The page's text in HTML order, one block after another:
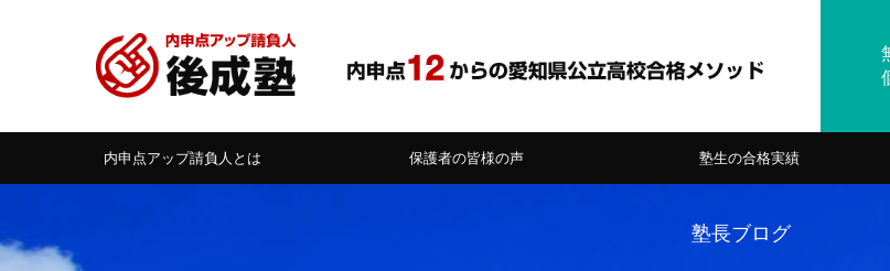
内申点アップ請負人とは 保護者の皆様の声 塾生の合格実績
塾長ブログ